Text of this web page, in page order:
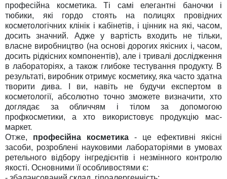
професійна косметика. Ті самі елегантні баночки і
тюбики, які гордо стоять на полицях провідних
косметологічних клінік і кабінетів, і цінник на які, часом,
досить значний. Адже у вартість входить не тільки,
власне виробництво (на основі дорогих якісних і, часом,
досить рідкісних компонентів), але і тривалі дослідження
в лабораторіях, а також глибоке тестування продукту. В
результаті, виробник отримує косметику, яка часто здатна
творити дива. І ви, навіть не будучи експертом в
косметології, абсолютно точно зможете визначити, хто
доглядає за обличчям і тілом за допомогою
профкосметики, а хто використовує продукцію мас-
маркет.
Отже, професійна косметика - це ефективні якісні
засоби, розроблені науковими лабораторіями в умовах
ретельного відбору інгредієнтів і незмінного контролю
якості. Основними її особливостями є: